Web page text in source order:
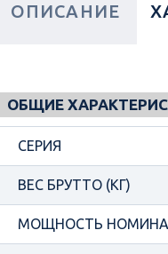
ОПИСАНИЕ
ОБЩИЕ
СЕРИЯ
ВЕС БРУТТО (КГ)
МОЩНОСТЬ